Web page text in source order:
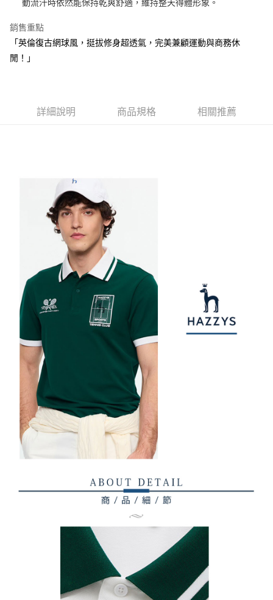
2.透過簡訊連結打開帳單後，可選擇「超商條碼／台灣大直營門市／銀行轉
帳／街口支付／iPASS MONEY」等通路繳費。
【注意事項】
資料（包含姓名、電話或地址）提供予台灣大哥大進項蒐集、處理及利用，
【「AFTEE先享後付」結帳流程】
結帳頁面，進行簡訊認證並確認金額後，即可完成結帳。
２．訂單成立數日內，您將收到繳費通知簡訊。
ATM／網路銀行／等多元方式進行付款，方視為交易完成。
※ 交易是否成功請以「AFTEE先享後付 」之結帳頁面顯示為準，若有關於
是否繳費成功／繳費後需取消欲退款等相關疑問，請聯繫「AFTEE先享後付
權轉讓予恩沛科技股份有限公司。
２．關於個人資料處理事宜，請瀏覽以下網址：
https://aftee.tw/terms/#terms3
３．未成年的使用者請事先徵得法定代理人或監護人之同意方可使用
「AFTEE先享後付」，若未經同意申辦者引起之損失，本公司不負相關責
４．使用「AFTEE先享後付」時，將依據個別帳號之用戶狀況，依本公司即
時審查核予不同之上限額度；若仍有額度不足之情形，本公司將視審查結果
請求用戶進行身份認證。
５．嚴禁一人註冊多個帳號或使用他人資訊註冊。若發現惡意使用之情形，
恩沛科技股份有限公司將有權停止該用戶之使用額度並採取法律行動。
免運費
付款後全家取貨
免運費
付款後萊爾富取貨
免運費
動流汗時依然能保持乾爽舒適，維持整天得體形象。
銷售重點
「英倫復古網球風，挺拔修身超透氣，完美兼顧運動與商務休
閒！」
詳細說明 商品規格 相關推薦